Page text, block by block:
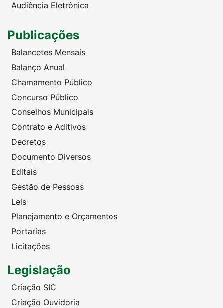
Audiência Eletrônica
Publicações
Balancetes Mensais
Balanço Anual
Chamamento Público
Concurso Público
Conselhos Municipais
Contrato e Aditivos
Decretos
Documento Diversos
Editais
Gestão de Pessoas
Leis
Planejamento e Orçamentos
Portarias
Licitações
Legislação
Criação SIC
Criação Ouvidoria